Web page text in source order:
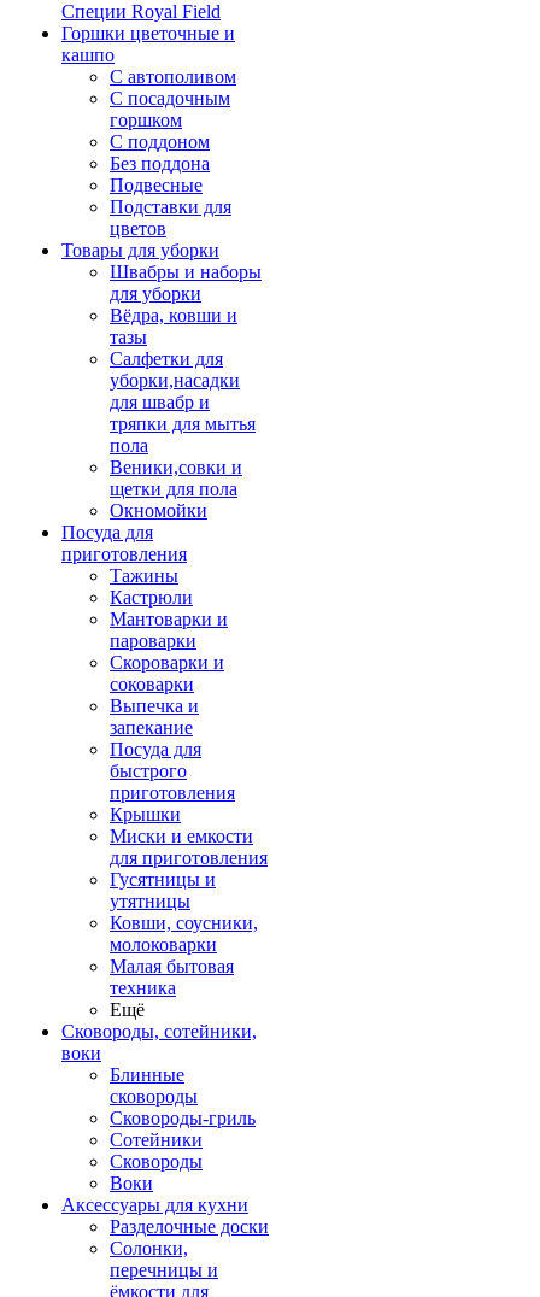
Специи Royal Field
Горшки цветочные и
кашпо
С автополивом
С посадочным
горшком
С поддоном
Без поддона
Подвесные
Подставки для
цветов
Товары для уборки
Швабры и наборы
для уборки
Вёдра, ковши и
тазы
Салфетки для
уборки,насадки
для швабр и
тряпки для мытья
пола
Веники,совки и
щетки для пола
Окномойки
Посуда для
приготовления
Тажины
Кастрюли
Мантоварки и
пароварки
Скороварки и
соковарки
Выпечка и
запекание
Посуда для
быстрого
приготовления
Крышки
Миски и емкости
для приготовления
Гусятницы и
утятницы
Ковши, соусники,
молоковарки
Малая бытовая
техника
Ещё
Сковороды, сотейники,
воки
Блинные
сковороды
Сковороды-гриль
Сотейники
Сковороды
Воки
Аксессуары для кухни
Разделочные доски
Солонки,
перечницы и
ёмкости для